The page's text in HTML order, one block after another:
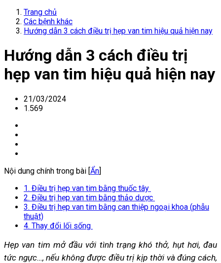
Trang chủ
Các bệnh khác
Hướng dẫn 3 cách điều trị hẹp van tim hiệu quả hiện nay
Hướng dẫn 3 cách điều trị
hẹp van tim hiệu quả hiện nay
21/03/2024
1.569
Nội dung chính trong bài [Ẩn]
1. Điều trị hẹp van tim bằng thuốc tây
2. Điều trị hẹp van tim bằng thảo dược
3. Điều trị hẹp van tim bằng can thiệp ngoại khoa (phẫu
thuật)
4. Thay đổi lối sống
Hẹp van tim mở đầu với tình trạng khó thở, hụt hơi, đau
tức ngực…, nếu không được điều trị kịp thời và đúng cách,